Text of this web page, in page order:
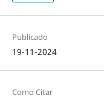
Publicado
19-11-2024
Como Citar